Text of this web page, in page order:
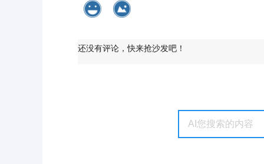
还没有评论，快来抢沙发吧！